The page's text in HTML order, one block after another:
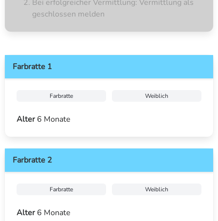
Bei erfolgreicher Vermittlung: Vermittlung als
geschlossen melden
Farbratte 1
Farbratte Weiblich
Alter6 Monate
Farbratte 2
Farbratte Weiblich
Alter6 Monate